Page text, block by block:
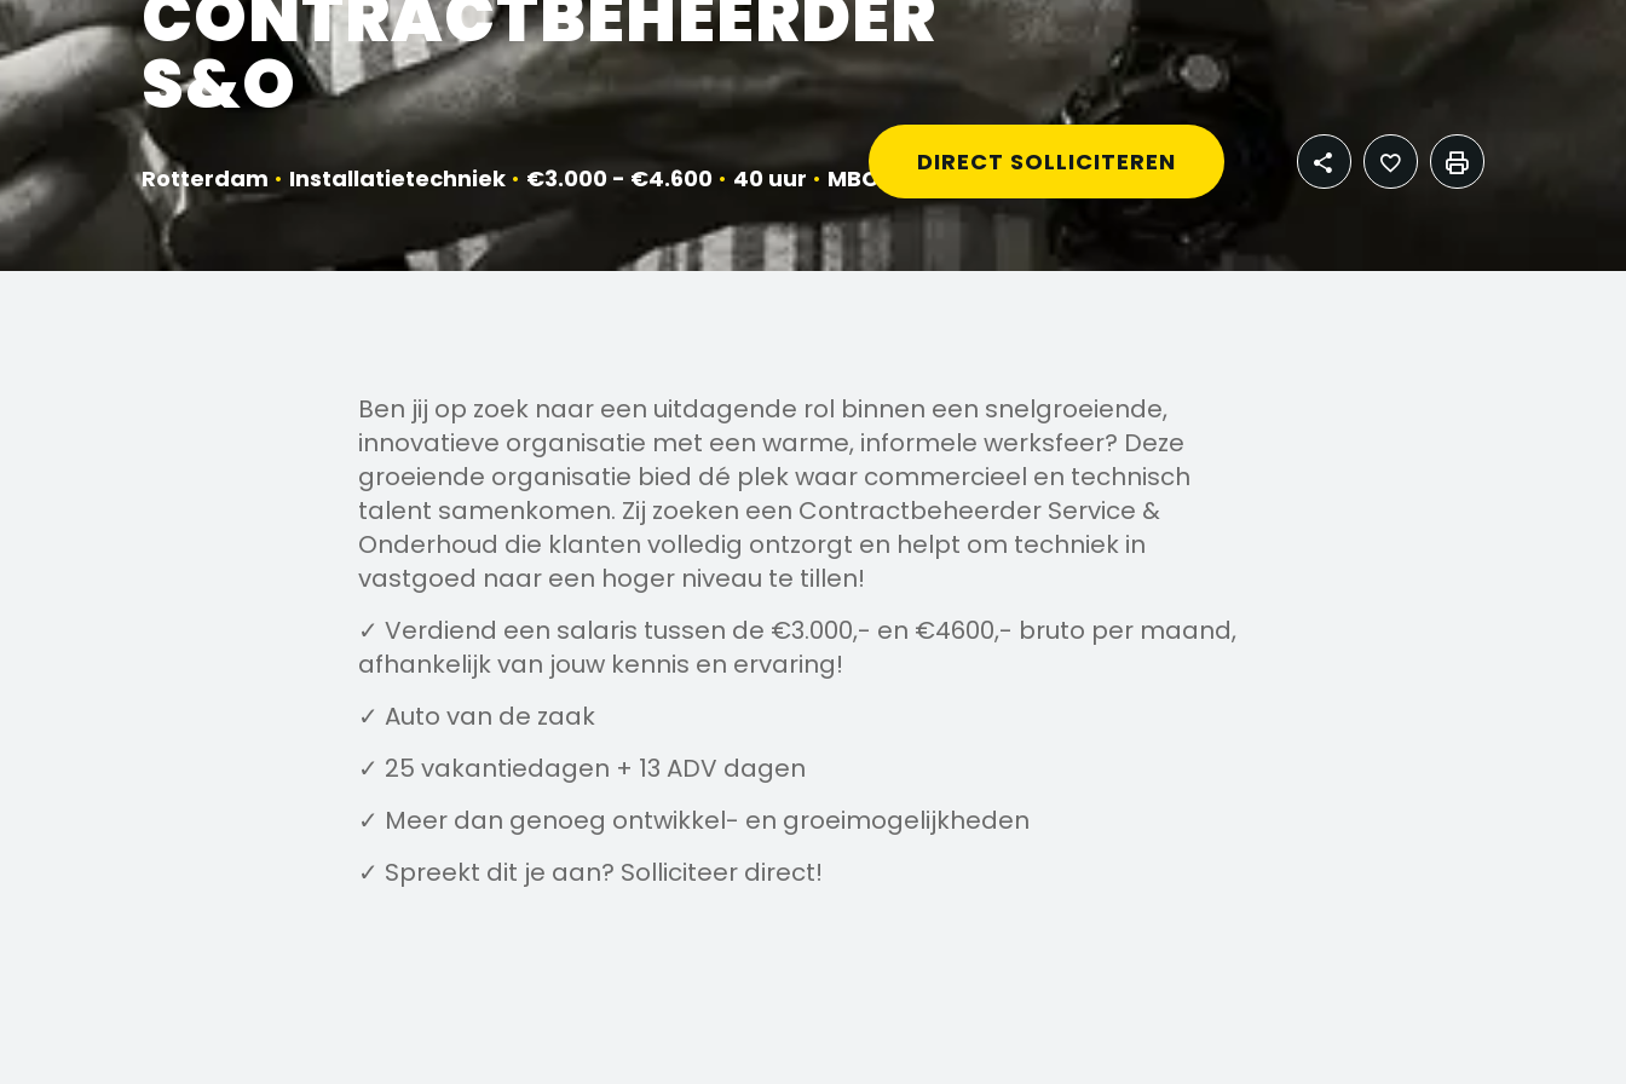
S&O
Rotterdam • Installatietechniek • €3.000 - €4.600 • 40 uur • MBO
DIRECT SOLLICITEREN
Ben jij op zoek naar een uitdagende rol binnen een snelgroeiende,
innovatieve organisatie met een warme, informele werksfeer? Deze
groeiende organisatie bied dé plek waar commercieel en technisch
talent samenkomen. Zij zoeken een Contractbeheerder Service &
Onderhoud die klanten volledig ontzorgt en helpt om techniek in
vastgoed naar een hoger niveau te tillen!
✓ Verdiend een salaris tussen de €3.000,- en €4600,- bruto per maand,
afhankelijk van jouw kennis en ervaring!
✓ Auto van de zaak
✓ 25 vakantiedagen + 13 ADV dagen
✓ Meer dan genoeg ontwikkel- en groeimogelijkheden
✓ Spreekt dit je aan? Solliciteer direct!